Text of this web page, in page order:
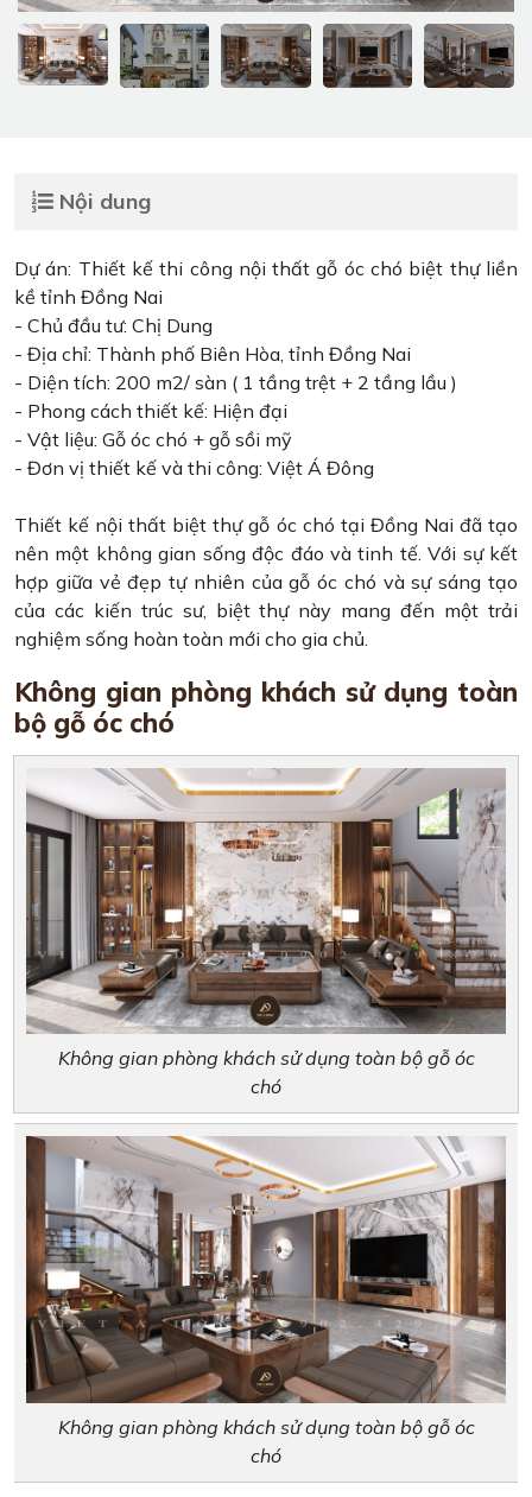
Nội dung
Dự án: Thiết kế thi công nội thất gỗ óc chó biệt thự liền
kề tỉnh Đồng Nai
- Chủ đầu tư: Chị Dung
- Địa chỉ: Thành phố Biên Hòa, tỉnh Đồng Nai
- Diện tích: 200 m2/ sàn ( 1 tầng trệt + 2 tầng lầu )
- Phong cách thiết kế: Hiện đại
- Vật liệu: Gỗ óc chó + gỗ sồi mỹ
- Đơn vị thiết kế và thi công: Việt Á Đông
Thiết kế nội thất biệt thự gỗ óc chó tại Đồng Nai đã tạo
nên một không gian sống độc đáo và tinh tế. Với sự kết
hợp giữa vẻ đẹp tự nhiên của gỗ óc chó và sự sáng tạo
của các kiến ​​trúc sư, biệt thự này mang đến một trải
nghiệm sống hoàn toàn mới cho gia chủ.
Không gian phòng khách sử dụng toàn
bộ gỗ óc chó
Không gian phòng khách sử dụng toàn bộ gỗ óc
chó
Không gian phòng khách sử dụng toàn bộ gỗ óc
chó